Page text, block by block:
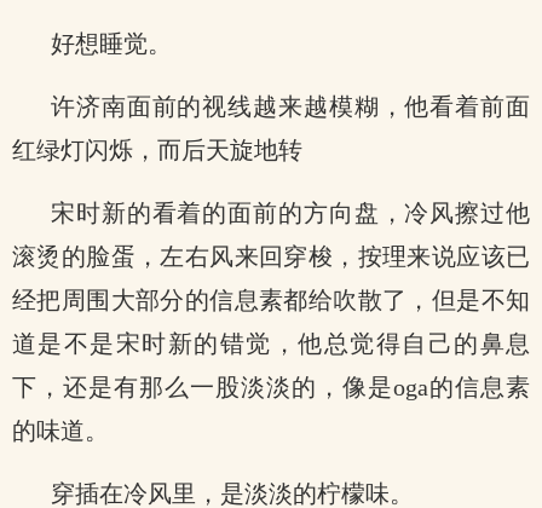
好想睡觉。
许济南面前的视线越来越模糊，他看着前面
红绿灯闪烁，而后天旋地转
宋时新的看着的面前的方向盘，冷风擦过他
滚烫的脸蛋，左右风来回穿梭，按理来说应该已
经把周围大部分的信息素都给吹散了，但是不知
道是不是宋时新的错觉，他总觉得自己的鼻息
下，还是有那么一股淡淡的，像是oga的信息素
的味道。
穿插在冷风里，是淡淡的柠檬味。